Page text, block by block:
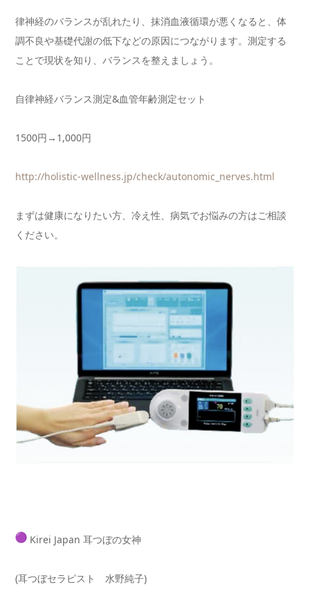
律神経のバランスが乱れたり、抹消血液循環が悪くなると、 体
調不良や基礎代謝の低下などの原因につながります。 測定する
ことで現状を知り、バランスを整えましょう。
自律神経バランス測定&血管年齢測定セット
1500円→1,000円
http://holistic-wellness.jp/check/autonomic_nerves.html
まずは健康になりたい方、冷え性、病気でお悩みの方はご相談
ください。
Kirei Japan 耳つぼの女神
(耳つぼセラピスト 水野純子)